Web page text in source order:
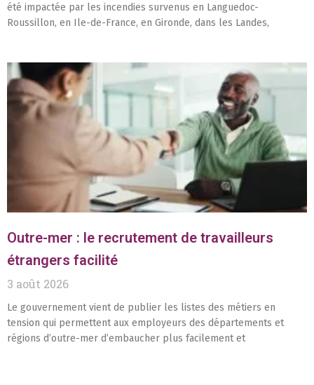
été impactée par les incendies survenus en Languedoc-
Roussillon, en Ile-de-France, en Gironde, dans les Landes,
Outre-mer : le recrutement de travailleurs
étrangers facilité
3 août 2026
Le gouvernement vient de publier les listes des métiers en
tension qui permettent aux employeurs des départements et
régions d’outre-mer d’embaucher plus facilement et